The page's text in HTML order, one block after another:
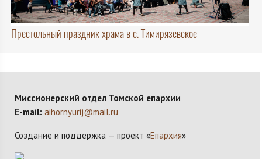
Престольный праздник храма в с. Тимирязевское
Миссионерский отдел Томской епархии
E-mail: aihornyurij@mail.ru
Создание и поддержка — проект «Епархия»